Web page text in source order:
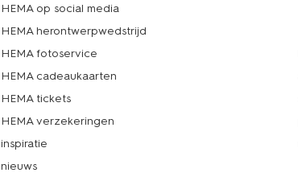
HEMA op social media
HEMA herontwerpwedstrijd
HEMA fotoservice
HEMA cadeaukaarten
HEMA tickets
HEMA verzekeringen
inspiratie
nieuws